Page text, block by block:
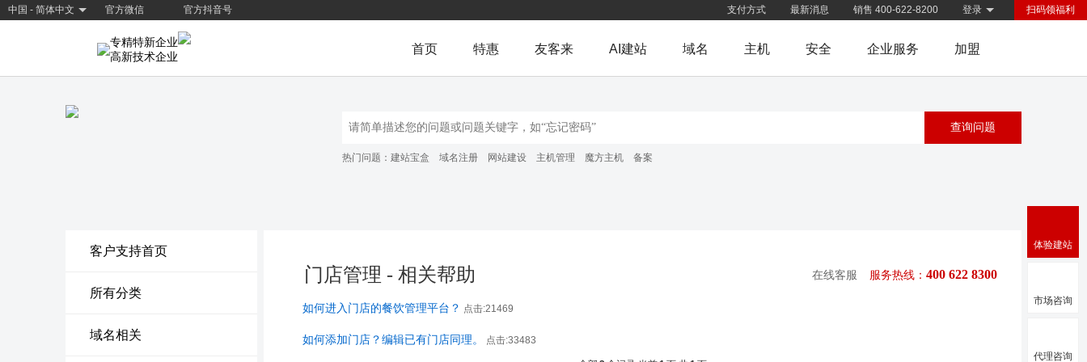
中国 - 简体中文 官方微信 官方抖音号 扫码领福利
登录
销售 400-622-8200
最新消息
支付方式
专精特新企业
高新技术企业
首页 特惠 友客来 AI建站 域名 主机 安全 企业服务 加盟
热门问题： 建站宝盒 域名注册 网站建设 主机管理 魔方主机 备案
客户支持首页
所有分类
域名相关
门店管理 - 相关帮助 在线客服 服务热线： 400 622 8300
如何进入门店的餐饮管理平台？ 点击:21469
如何添加门店？编辑已有门店同理。 点击:33483
体验建站
市场咨询
代理咨询